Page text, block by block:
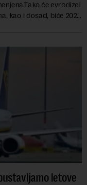
će evrodizel
kao i dosad, biće 202
letove